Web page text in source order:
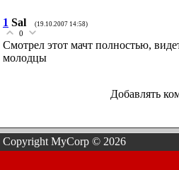
1 Sal (19.10.2007 14:58)
0
Смотрел этот мачт полностью,
молодцы
Добавлять
Copyright MyCorp © 2026